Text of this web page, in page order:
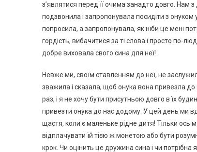
з’являтися перед її очима занадто довго. Нам
подзвонила і запропонувала посидіти з
попросила, а запропонувала, як ніби це мені
гордість, вибачитися за ті слова і просто по-
добре виховала свого сина для неї!
Невже ми, своїм ставленням до неї, не
зважила і сказала, щоб онука вона привезла
раз, і я не хочу бути присутньою довго в їх
привезти онука до нас додому. У цей день ми
щастя, коли є маленьке рідне дитя! Тільки ось
відплачувати їй тією ж монетою або бути
крок. Чи оцінить це дружина сина і чи